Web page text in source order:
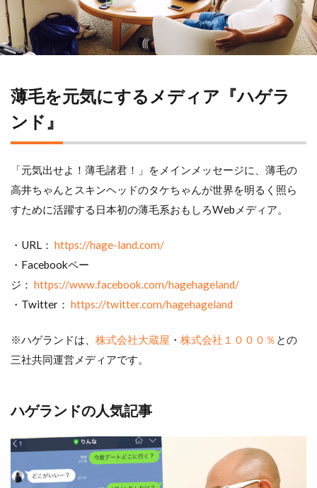
薄毛を元気にするメディア『ハゲラ
ンド』
「元気出せよ！薄毛諸君！」をメインメッセージに、薄毛の
高井ちゃんとスキンヘッドのタケちゃんが世界を明るく照ら
すために活躍する日本初の薄毛系おもしろWebメディア。
・URL： https://hage-land.com/
・Facebookペー
ジ： https://www.facebook.com/hagehageland/
・Twitter： https://twitter.com/hagehageland
※ハゲランドは、 株式会社大蔵屋 ・ 株式会社１０００％ との
三社共同運営メディアです。
ハゲランドの人気記事